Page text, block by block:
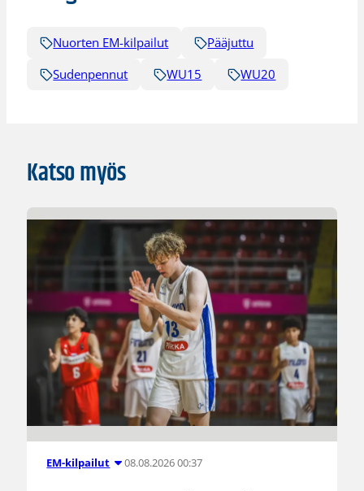
Nuorten EM-kilpailut
Pääjuttu
Sudenpennut
WU15 WU20
Katso myös
EM-kilpailut 08.08.2026 00:37